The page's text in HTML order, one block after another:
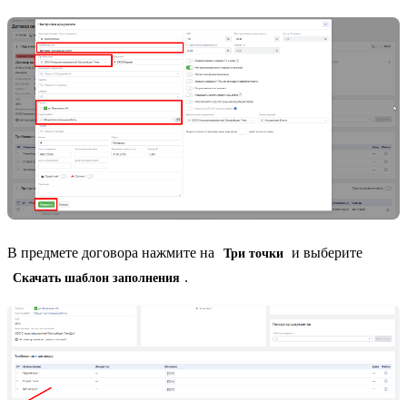
В предмете договора нажмите на Три точки и выберите
Скачать шаблон заполнения .